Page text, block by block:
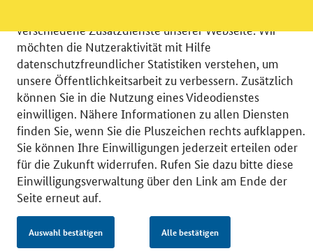
© 2026 Bundesministerium für Wirtschaft und Energie
RSS
Benutzerhinweise
Inhaltsverzeichnis
Impressum
Barrierefreiheit
Datenschutz
Einwilligungsverwaltung
verschiedene Zusatzdienste unserer Webseite: Wir
möchten die Nutzeraktivität mit Hilfe
datenschutzfreundlicher Statistiken verstehen, um
unsere Öffentlichkeitsarbeit zu verbessern. Zusätzlich
können Sie in die Nutzung eines Videodienstes
einwilligen. Nähere Informationen zu allen Diensten
finden Sie, wenn Sie die Pluszeichen rechts aufklappen.
Sie können Ihre Einwilligungen jederzeit erteilen oder
für die Zukunft widerrufen. Rufen Sie dazu bitte diese
Einwilligungsverwaltung über den Link am Ende der
Seite erneut auf.
Auswahl bestätigen Alle bestätigen